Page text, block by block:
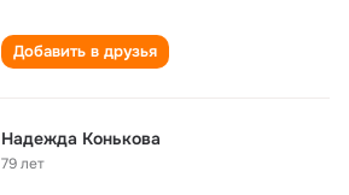
Добавить в друзья
Надежда Конькова
79 лет